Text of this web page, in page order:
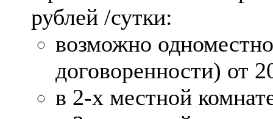
рублей /сутки:
возможно
договоренности) от
в 2-х местной